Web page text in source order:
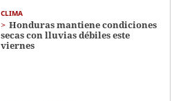
CLIMA
Honduras mantiene condiciones
secas con lluvias débiles este
viernes